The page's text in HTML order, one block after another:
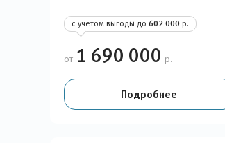
с учетом выгоды до 602 000 р.
от 1 690 000 р.
Подробнее